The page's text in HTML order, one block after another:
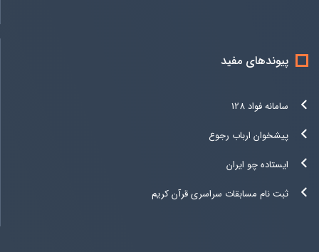
پیوندهای مفید
سامانه فواد 128
پیشخوان ارباب رجوع
ایستاده چو ایران
ثبت نام مسابقات سراسری قرآن کریم